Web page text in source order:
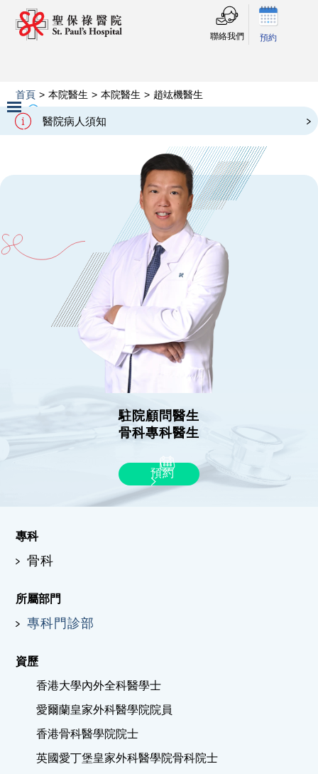
聯絡我們 預約
醫院病人須知
Slide 2 of 3.
首頁 > 本院醫生 > 本院醫生 > 趙竑機醫生
趙竑機醫生
駐院顧問醫生
骨科專科醫生
預約
專科
骨科
所屬部門
專科門診部
資歷
香港大學內外全科醫學士
愛爾蘭皇家外科醫學院院員
香港骨科醫學院院士
英國愛丁堡皇家外科醫學院骨科院士